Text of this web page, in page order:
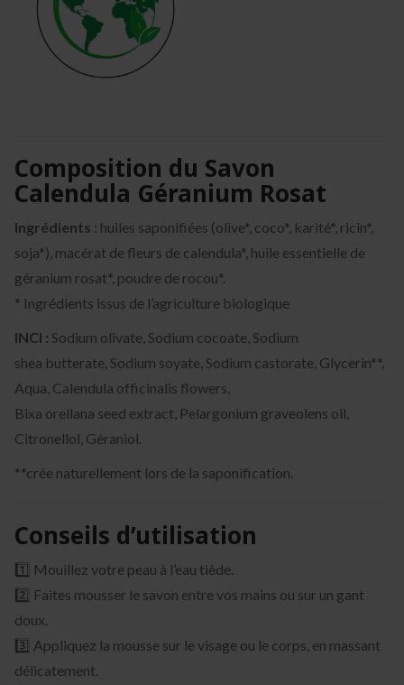
Composition du Savon
Calendula Géranium Rosat
Ingrédients : huiles saponifiées (olive*, coco*, karité*, ricin*,
soja*), macérat de fleurs de calendula*, huile essentielle de
géranium rosat*, poudre de rocou*.
* Ingrédients issus de l’agriculture biologique
INCI : Sodium olivate, Sodium cocoate, Sodium
shea butterate, Sodium soyate, Sodium castorate, Glycerin**,
Aqua, Calendula officinalis flowers,
Bixa orellana seed extract, Pelargonium graveolens oil,
Citronellol, Géraniol.
**crée naturellement lors de la saponification.
Conseils d’utilisation
1️⃣ Mouillez votre peau à l’eau tiède.
2️⃣ Faites mousser le savon entre vos mains ou sur un gant
doux.
3️⃣ Appliquez la mousse sur le visage ou le corps, en massant
délicatement.